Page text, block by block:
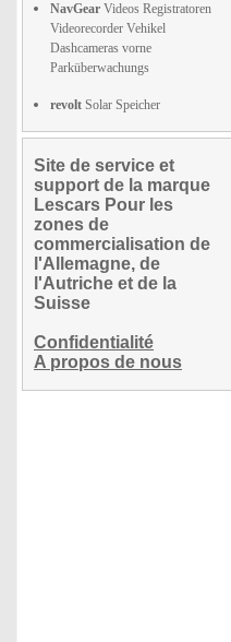
NavGear Videos Registratoren
Videorecorder Vehikel
Dashcameras vorne
Parküberwachungs
revolt Solar Speicher
Site de service et
support de la marque
Lescars Pour les
zones de
commercialisation de
l'Allemagne, de
l'Autriche et de la
Suisse
Confidentialité
A propos de nous